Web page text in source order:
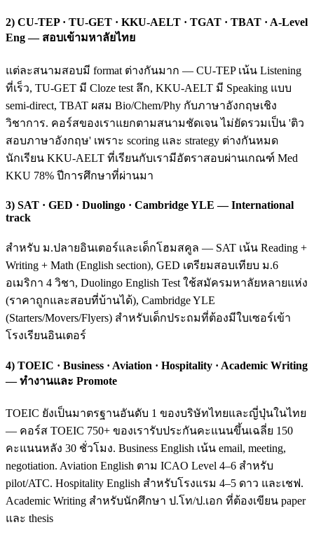
2) CU-TEP · TU-GET · KKU-AELT · TGAT · TBAT · A-Level
Eng — สอบเข้ามหาลัยไทย
แต่ละสนามสอบมี format ต่างกันมาก — CU-TEP เน้น Listening
ที่เร็ว, TU-GET มี Cloze test ลึก, KKU-AELT มี Speaking แบบ
semi-direct, TBAT ผสม Bio/Chem/Phy กับภาษาอังกฤษเชิง
วิชาการ. คอร์สของเราแยกตามสนามชัดเจน ไม่ยัดรวมเป็น 'ติว
สอบภาษาอังกฤษ' เพราะ scoring และ strategy ต่างกันหมด
นักเรียน KKU-AELT ที่เรียนกับเรามีอัตราสอบผ่านเกณฑ์ Med
KKU 78% ปีการศึกษาที่ผ่านมา
3) SAT · GED · Duolingo · Cambridge YLE — International
track
สำหรับ ม.ปลายอินเตอร์และเด็กโฮมสคูล — SAT เน้น Reading +
Writing + Math (English section), GED เตรียมสอบเทียบ ม.6
อเมริกา 4 วิชา, Duolingo English Test ใช้สมัครมหาลัยหลายแห่ง
(ราคาถูกและสอบที่บ้านได้), Cambridge YLE
(Starters/Movers/Flyers) สำหรับเด็กประถมที่ต้องมีใบเซอร์เข้า
โรงเรียนอินเตอร์
4) TOEIC · Business · Aviation · Hospitality · Academic Writing
— ทำงานและ Promote
TOEIC ยังเป็นมาตรฐานอันดับ 1 ของบริษัทไทยและญี่ปุ่นในไทย
— คอร์ส TOEIC 750+ ของเรารับประกันคะแนนขึ้นเฉลี่ย 150
คะแนนหลัง 30 ชั่วโมง. Business English เน้น email, meeting,
negotiation. Aviation English ตาม ICAO Level 4–6 สำหรับ
pilot/ATC. Hospitality English สำหรับโรงแรม 4–5 ดาว และเชฟ.
Academic Writing สำหรับนักศึกษา ป.โท/ป.เอก ที่ต้องเขียน paper
และ thesis